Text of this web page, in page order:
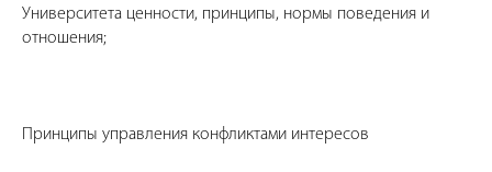
Университета ценности, принципы, нормы поведения и
отношения;
Принципы управления конфликтами интересов